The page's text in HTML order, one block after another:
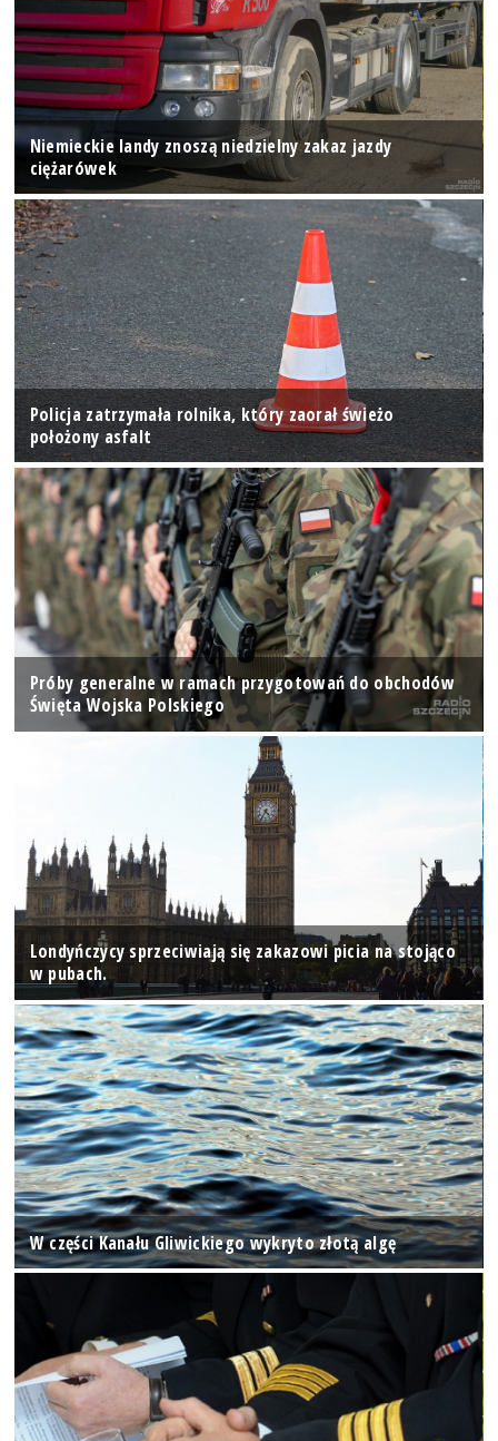
Niemieckie landy znoszą niedzielny zakaz jazdy
ciężarówek
Policja zatrzymała rolnika, który zaorał świeżo
położony asfalt
Próby generalne w ramach przygotowań do obchodów
Święta Wojska Polskiego
Londyńczycy sprzeciwiają się zakazowi picia na stojąco
w pubach.
W części Kanału Gliwickiego wykryto złotą algę